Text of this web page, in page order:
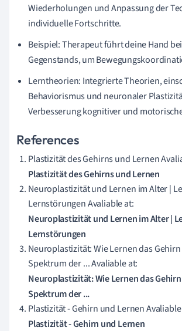
Wiederholungen und Anpassung der
individuelle Fortschritte.
Beispiel: Therapeut führt deine Hand
Gegenstands, um
Lerntheorien: Integrierte Theorien,
Behaviorismus und neuronaler
Verbesserung kognitiver und
References
Plastizität des Gehirns und Lernen
Plastizität des Gehirns und Lernen
Neuroplastizität und Lernen im Alter |
Lernstörungen Avaliable at:
Neuroplastizität und Lernen im Alter |
Lernstörungen
Neuroplastizität: Wie Lernen das
Spektrum der ... Avaliable at:
Neuroplastizität: Wie Lernen das
Spektrum der ...
Plastizität - Gehirn und Lernen
Plastizität - Gehirn und Lernen